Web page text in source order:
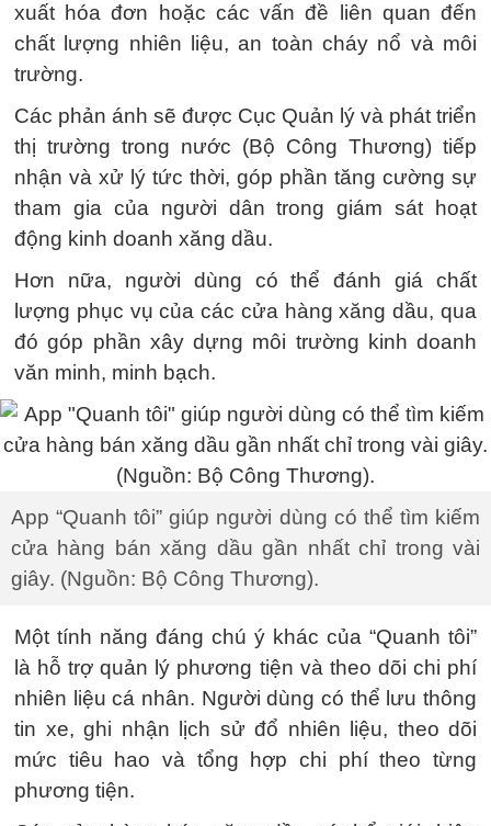
xuất hóa đơn hoặc các vấn đề liên quan đến
chất lượng nhiên liệu, an toàn cháy nổ và môi
trường.
Các phản ánh sẽ được Cục Quản lý và phát triển
thị trường trong nước (Bộ Công Thương) tiếp
nhận và xử lý tức thời, góp phần tăng cường sự
tham gia của người dân trong giám sát hoạt
động kinh doanh xăng dầu.
Hơn nữa, người dùng có thể đánh giá chất
lượng phục vụ của các cửa hàng xăng dầu, qua
đó góp phần xây dựng môi trường kinh doanh
văn minh, minh bạch.
App “Quanh tôi” giúp người dùng có thể tìm kiếm
cửa hàng bán xăng dầu gần nhất chỉ trong vài
giây. (Nguồn: Bộ Công Thương).
Một tính năng đáng chú ý khác của “Quanh tôi”
là hỗ trợ quản lý phương tiện và theo dõi chi phí
nhiên liệu cá nhân. Người dùng có thể lưu thông
tin xe, ghi nhận lịch sử đổ nhiên liệu, theo dõi
mức tiêu hao và tổng hợp chi phí theo từng
phương tiện.